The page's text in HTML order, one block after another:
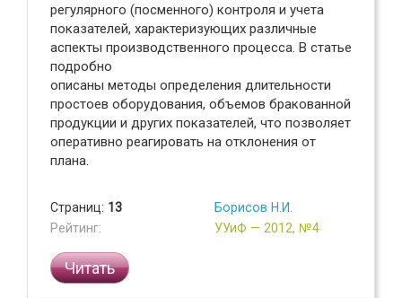
регулярного (посменного) контроля и учета
показателей, характеризующих различные
аспекты производственного процесса. В статье
подробно
описаны методы определения длительности
простоев оборудования, объемов бракованной
продукции и других показателей, что позволяет
оперативно реагировать на отклонения от
плана.
Страниц: 13
Рейтинг:
Борисов Н.И.
УУиФ — 2012, №4
Читать